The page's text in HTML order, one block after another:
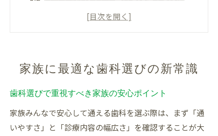
富士宮市の歯科医院一覧を賢く使うコツ
静岡県静岡市富士宮市で安心の歯科一覧活用術
歯科一覧で効率よく医院を比較する方法
富士宮 歯科医院の特徴と選び方ガイド
評判のいい歯医者を一覧で見つけるコツ
ネット予約可能な歯科を一覧で探すメリッ
家族に最適な歯科選びの新常識
歯科選びで重視すべき家族の安心ポイント
家族みんなで安心して通える歯科を選ぶ際は、まず「通
いやすさ」と「診療内容の幅広さ」を確認することが大